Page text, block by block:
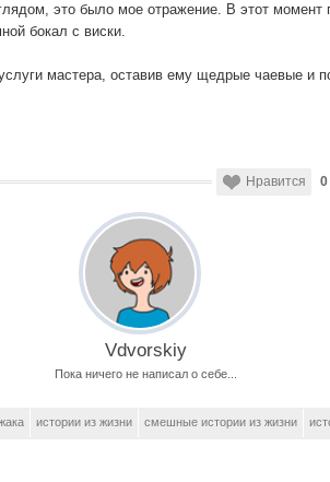
это было мое отражение. В этот
бокал с виски.
мастера, оставив ему щедрые чаевые и
Нравится 0
Vdvorskiy
Пока ничего не написал о себе...
истории из жизни смешные истории из жизни